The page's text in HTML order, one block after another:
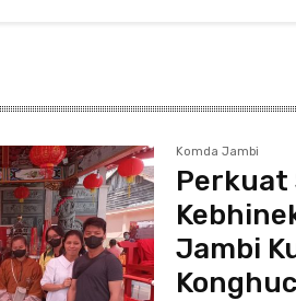
Komda Jambi
Perkuat
Jambi